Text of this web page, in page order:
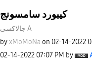
كيبورد سامسونج
جالاكسى A
by xMoMoNa on ‎02-14-2022
‎02-14-2022 07:07 PM by